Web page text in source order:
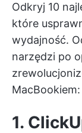
Odkryj 10
które
wydajność.
narzędzi po
MacBookiem:
1.